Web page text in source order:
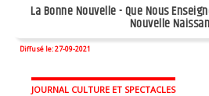
La Bonne Nouvelle - Que Nous
Nouvelle
Diffusé le: 27-09-2021
JOURNAL CULTURE ET SPECTACLES